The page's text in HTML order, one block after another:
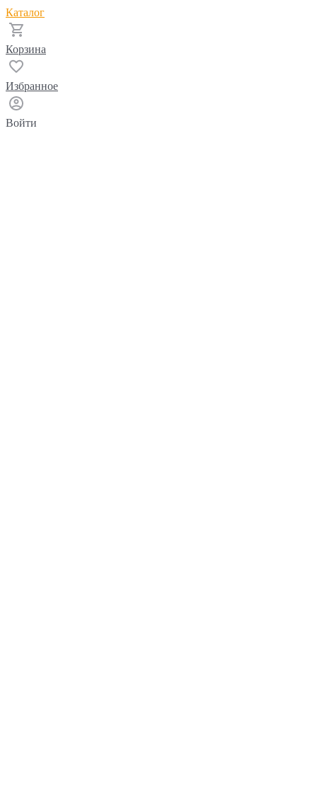
Каталог
Корзина
Избранное
Войти